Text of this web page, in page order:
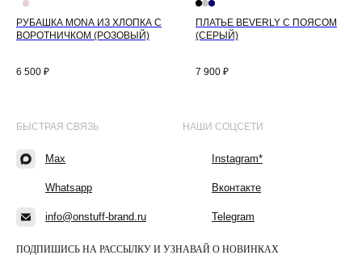
РУБАШКА MONA ИЗ ХЛОПКА С
ВОРОТНИЧКОМ (РОЗОВЫЙ)
6 500 ₽
ПЛАТЬЕ BEVERLY С ПОЯСОМ
(СЕРЫЙ)
7 900 ₽
ПОДПИШИСЬ НА РАССЫЛКУ И УЗНАВАЙ О НОВИНКАХ
БЫСТРАЯ СВЯЗЬ
Max
Whatsapp
info@onstuff-brand.ru
НАШИ СОЦСЕТИ
Instagram*
Вконтакте
Telegram